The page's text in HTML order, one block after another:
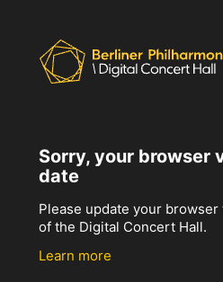
Sorry, your browser
date
Please update your
of the Digital Concert Hall.
Learn more